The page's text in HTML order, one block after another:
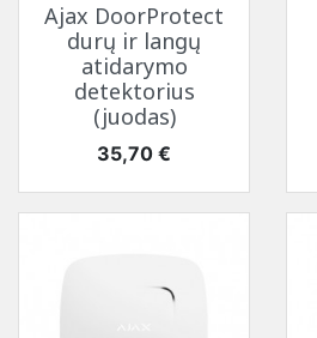
Ajax DoorProtect
durų ir langų
atidarymo
detektorius
(juodas)
Kaina
35,70 €